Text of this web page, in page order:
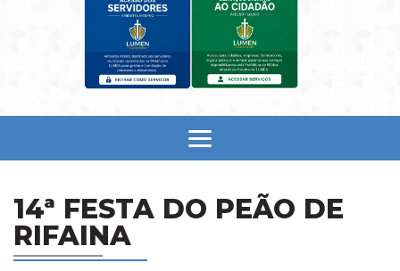
14ª FESTA DO PEÃO DE
RIFAINA